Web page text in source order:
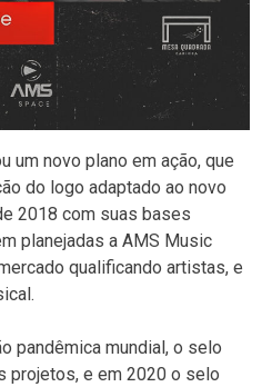
um novo plano em ação, que
do logo adaptado ao novo
2018 com suas bases
planejadas a AMS Music
qualificando artistas, e
pandêmica mundial, o selo
projetos, e em 2020 o selo